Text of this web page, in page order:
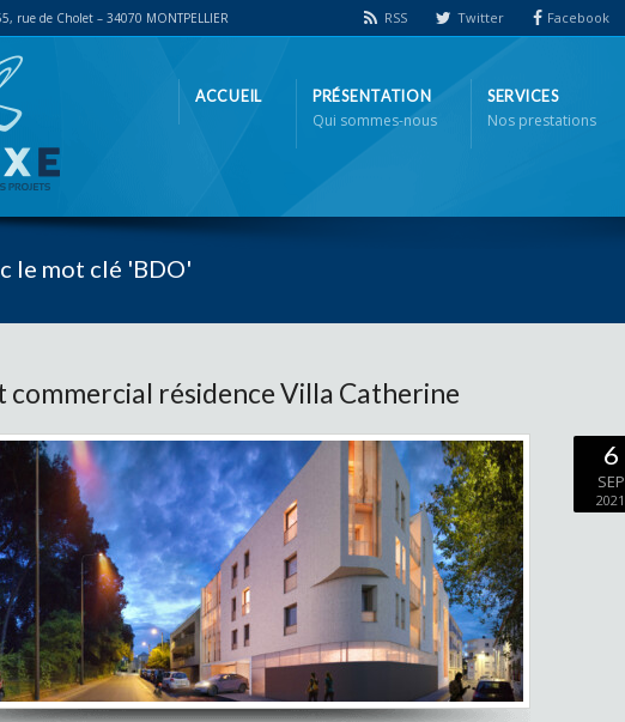
rue de Cholet – 34070 MONTPELLIER RSS Twitter Facebook
ACCUEIL PRÉSENTATION
Qui sommes-nous
SERVICES
Nos prestations
le mot clé 'BDO'
commercial résidence Villa Catherine
6
SEP
2021